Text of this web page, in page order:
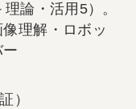
論・活用5）。
理解・ロボッ
）